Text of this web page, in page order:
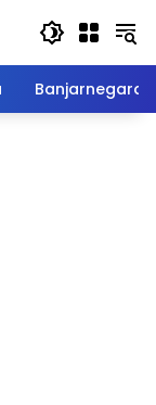
Banjarnegara